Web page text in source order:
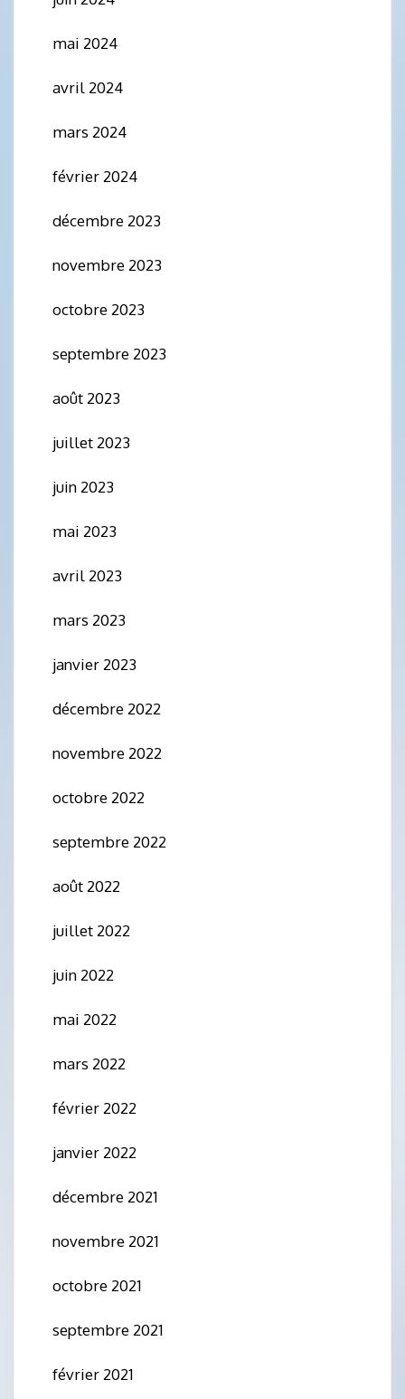
mai 2024
avril 2024
mars 2024
février 2024
décembre 2023
novembre 2023
octobre 2023
septembre 2023
août 2023
juillet 2023
juin 2023
mai 2023
avril 2023
mars 2023
janvier 2023
décembre 2022
novembre 2022
octobre 2022
septembre 2022
août 2022
juillet 2022
juin 2022
mai 2022
mars 2022
février 2022
janvier 2022
décembre 2021
novembre 2021
octobre 2021
septembre 2021
février 2021